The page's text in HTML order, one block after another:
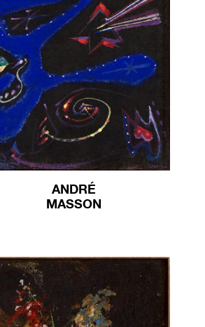
ANDRÉ
MASSON